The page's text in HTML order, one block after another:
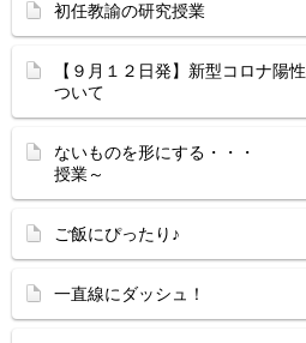
初任教諭の研究授業
【９月１２日発】新型コロナ陽
ついて
ないものを形にする・・
授業～
ご飯にぴった
一直線にダッシュ！